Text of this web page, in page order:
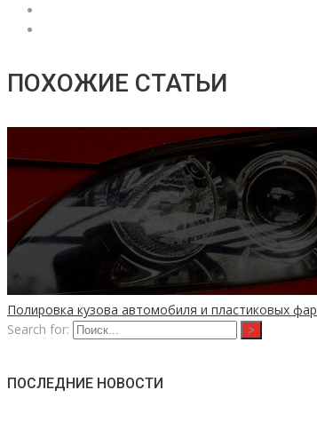
ПОХОЖИЕ СТАТЬИ
Полировка кузова автомобиля и пластиковых фар
Search for:
ПОСЛЕДНИЕ НОВОСТИ